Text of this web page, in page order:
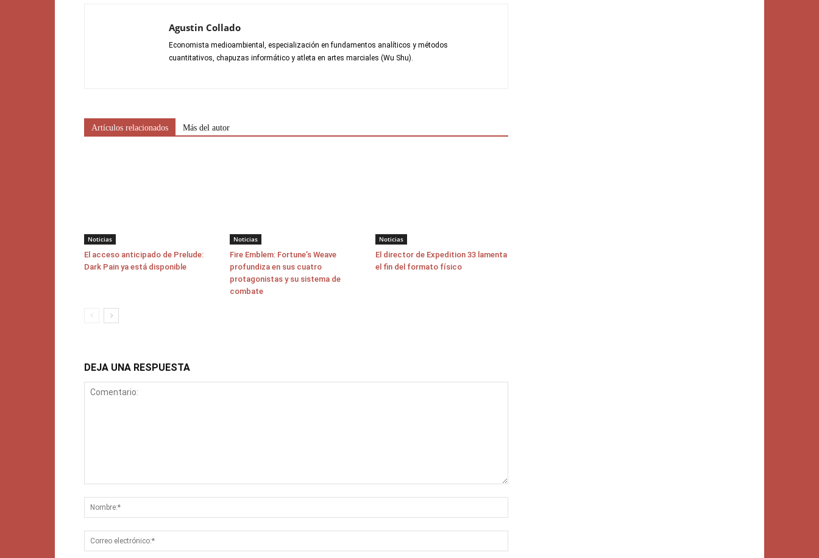
Agustin Collado
Economista medioambiental, especialización en fundamentos analíticos y métodos
cuantitativos, chapuzas informático y atleta en artes marciales (Wu Shu).
Artículos relacionados Más del autor
Noticias
El acceso anticipado de Prelude:
Dark Pain ya está disponible
Noticias
Fire Emblem: Fortune’s Weave
profundiza en sus cuatro
protagonistas y su sistema de
combate
Noticias
El director de Expedition 33 lamenta
el fin del formato físico
DEJA UNA RESPUESTA